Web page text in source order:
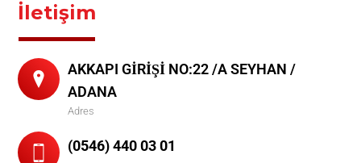
İletişim
AKKAPI GİRİŞİ NO:22 /A SEYHAN /
ADANA
Adres
(0546) 440 03 01